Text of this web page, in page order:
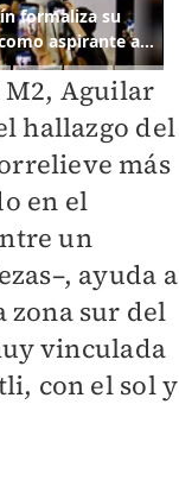
Aguilar
hallazgo del
más
en el
un
ayuda a
zona sur del
vinculada
con el sol y